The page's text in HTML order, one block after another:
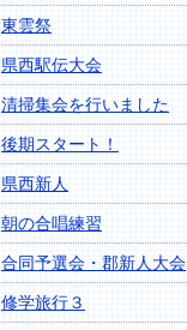
東雲祭
県西駅伝大会
清掃集会を行いました
後期スタート！
県西新人
朝の合唱練習
合同予選会・郡新人大会
修学旅行３